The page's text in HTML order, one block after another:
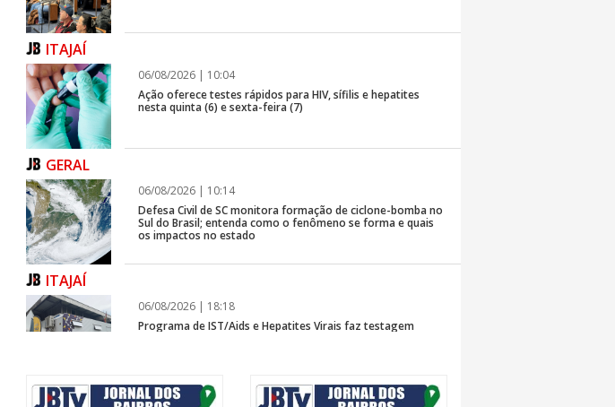
ITAJAÍ
06/08/2026 | 10:04
Ação oferece testes rápidos para HIV, sífilis e hepatites
nesta quinta (6) e sexta-feira (7)
GERAL
06/08/2026 | 10:14
Defesa Civil de SC monitora formação de ciclone-bomba no
Sul do Brasil; entenda como o fenômeno se forma e quais
os impactos no estado
ITAJAÍ
06/08/2026 | 18:18
Programa de IST/Aids e Hepatites Virais faz testagem
GERAL